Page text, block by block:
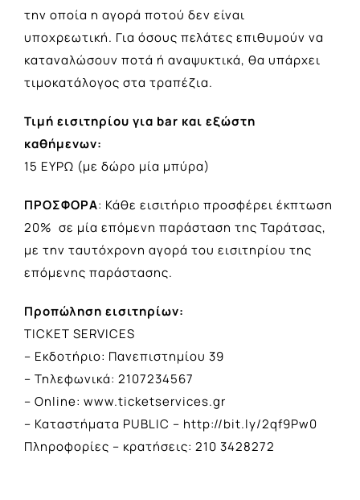
την οποία η αγορά ποτού δεν είναι
υποχρεωτική. Για όσους πελάτες επιθυμούν να
καταναλώσουν ποτά ή αναψυκτικά, θα υπάρχει
τιμοκατάλογος στα τραπέζια.
Τιμή εισιτηρίου για bar και εξώστη
καθήμενων:
15 ΕΥΡΩ (με δώρο μία μπύρα)
ΠΡΟΣΦΟΡΑ: Κάθε εισιτήριο προσφέρει έκπτωση
20% σε μία επόμενη παράσταση της Ταράτσας,
με την ταυτόχρονη αγορά του εισιτηρίου της
επόμενης παράστασης.
Προπώληση εισιτηρίων:
TICKET SERVICES
– Εκδοτήριο: Πανεπιστημίου 39
– Τηλεφωνικά: 2107234567
– Online: www.ticketservices.gr
– Καταστήματα PUBLIC – http://bit.ly/2qf9Pw0
Πληροφορίες – κρατήσεις: 210 3428272